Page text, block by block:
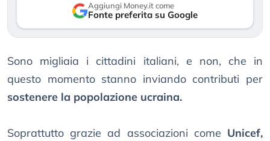
Aggiungi Money.it come
Fonte preferita su Google
Sono migliaia i cittadini italiani, e non, che in
questo momento stanno inviando contributi per
sostenere la popolazione ucraina.
Soprattutto grazie ad associazioni come Unicef,